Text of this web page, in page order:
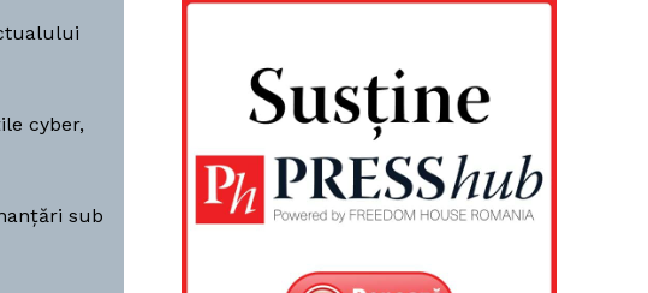
cyber,
sub